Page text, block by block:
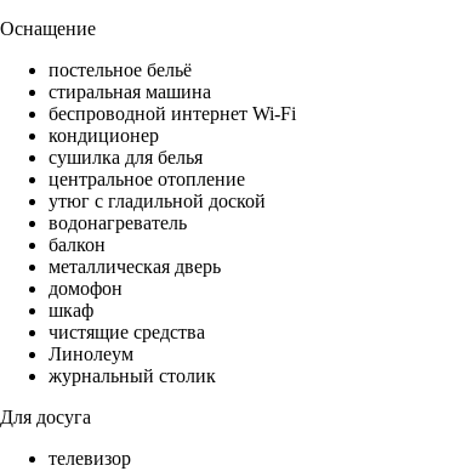
Оснащение
постельное бельё
стиральная машина
беспроводной интернет Wi-Fi
кондиционер
сушилка для белья
центральное отопление
утюг с гладильной доской
водонагреватель
балкон
металлическая дверь
домофон
шкаф
чистящие средства
Линолеум
журнальный столик
Для досуга
телевизор